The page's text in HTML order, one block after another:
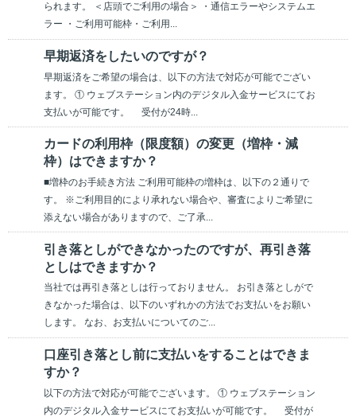
られます。 ＜店頭でご利用の場合＞ ・通信エラーやシステムエ
ラー ・ご利用可能枠・ご利用...
早期返済をしたいのですが？
早期返済をご希望の場合は、以下の方法で対応が可能でござい
ます。 ① ウェブステーション内のデジタル入金サービスにてお
支払いが可能です。 受付が24時...
カードの利用枠（限度額）の変更（増枠・減
枠）はできますか？
■増枠のお手続き方法 ご利用可能枠の増枠は、以下の２通りで
す。 ※ご利用目的により承れない場合や、審査によりご希望に
添えない場合がありますので、ご了承...
引き落としができなかったのですが、再引き落
としはできますか？
当社では再引き落としは行っておりません。 お引き落としがで
きなかった場合は、以下のいずれかの方法でお支払いをお願い
します。 なお、お支払いについてのご...
口座引き落とし前に支払いをすることはできま
すか？
以下の方法で対応が可能でございます。 ① ウェブステーション
内のデジタル入金サービスにてお支払いが可能です。 受付が